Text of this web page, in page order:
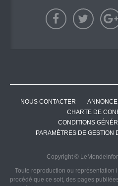
NOUS CONTACTER
CHARTE DE
CONDITIONS
PARAMÈTRES DE GESTION
Copyright ©
Toute reproduction ou
procédé que ce soit, des pages